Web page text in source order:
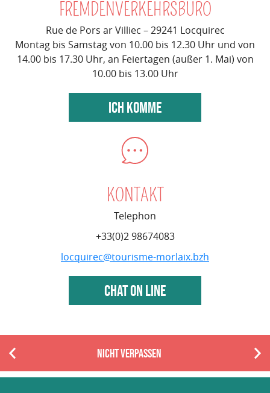
FREMDENVERKEHRSBÜRO
Rue de Pors ar Villiec – 29241 Locquirec
Montag bis Samstag von 10.00 bis 12.30 Uhr und von
14.00 bis 17.30 Uhr, an Feiertagen (außer 1. Mai) von
10.00 bis 13.00 Uhr
ICH KOMME
KONTAKT
Telephon
+33(0)2 98674083
locquirec@tourisme-morlaix.bzh
CHAT ON LINE
NICHT VERPASSEN